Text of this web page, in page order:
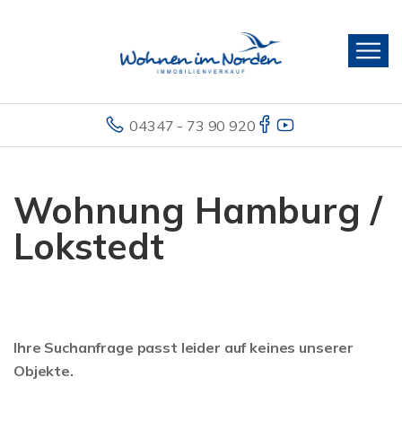
04347 - 73 90 920
Wohnung Hamburg /
Lokstedt
Ihre Suchanfrage passt leider auf keines unserer
Objekte.